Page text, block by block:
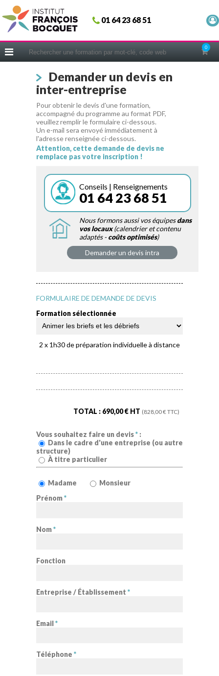
01 64 23 68 51
0
Fermer
ACCUEIL
CERIFICATIONS
INTRAS | SUR-MESURE
COACHING
EN PRATIQUE
NOUS CONNAÎTRE
CONSEILS MICRO-COACHING
WEBINAIRES
QUESTIONNAIRE GRATUIT
Demander un devis en
inter-entreprise
Pour obtenir le devis d'une formation,
accompagné du programme au format PDF,
veuillez remplir le formulaire ci-dessous.
Un e-mail sera envoyé immédiatement à
l'adresse renseignée ci-dessous.
Attention, cette demande de devis ne
remplace pas votre inscription !
Conseils | Renseignements
01 64 23 68 51
Nous formons aussi vos équipesdans
vos locaux(calendrier et contenu
adaptés -coûts optimisés)
Demander un devis intra
FORMULAIRE DE DEMANDE DE DEVIS
Formation sélectionnée
2 x 1h30 de préparation individuelle à distance
TOTAL : 690,00€ HT (828,00€ TTC)
Vous souhaitez faire un devis* :
Dans le cadre d'une entreprise (ou autre
structure)
À titre particulier
Madame
Monsieur
Prénom*
Nom*
Fonction
Entreprise / Établissement *
Email*
Téléphone *